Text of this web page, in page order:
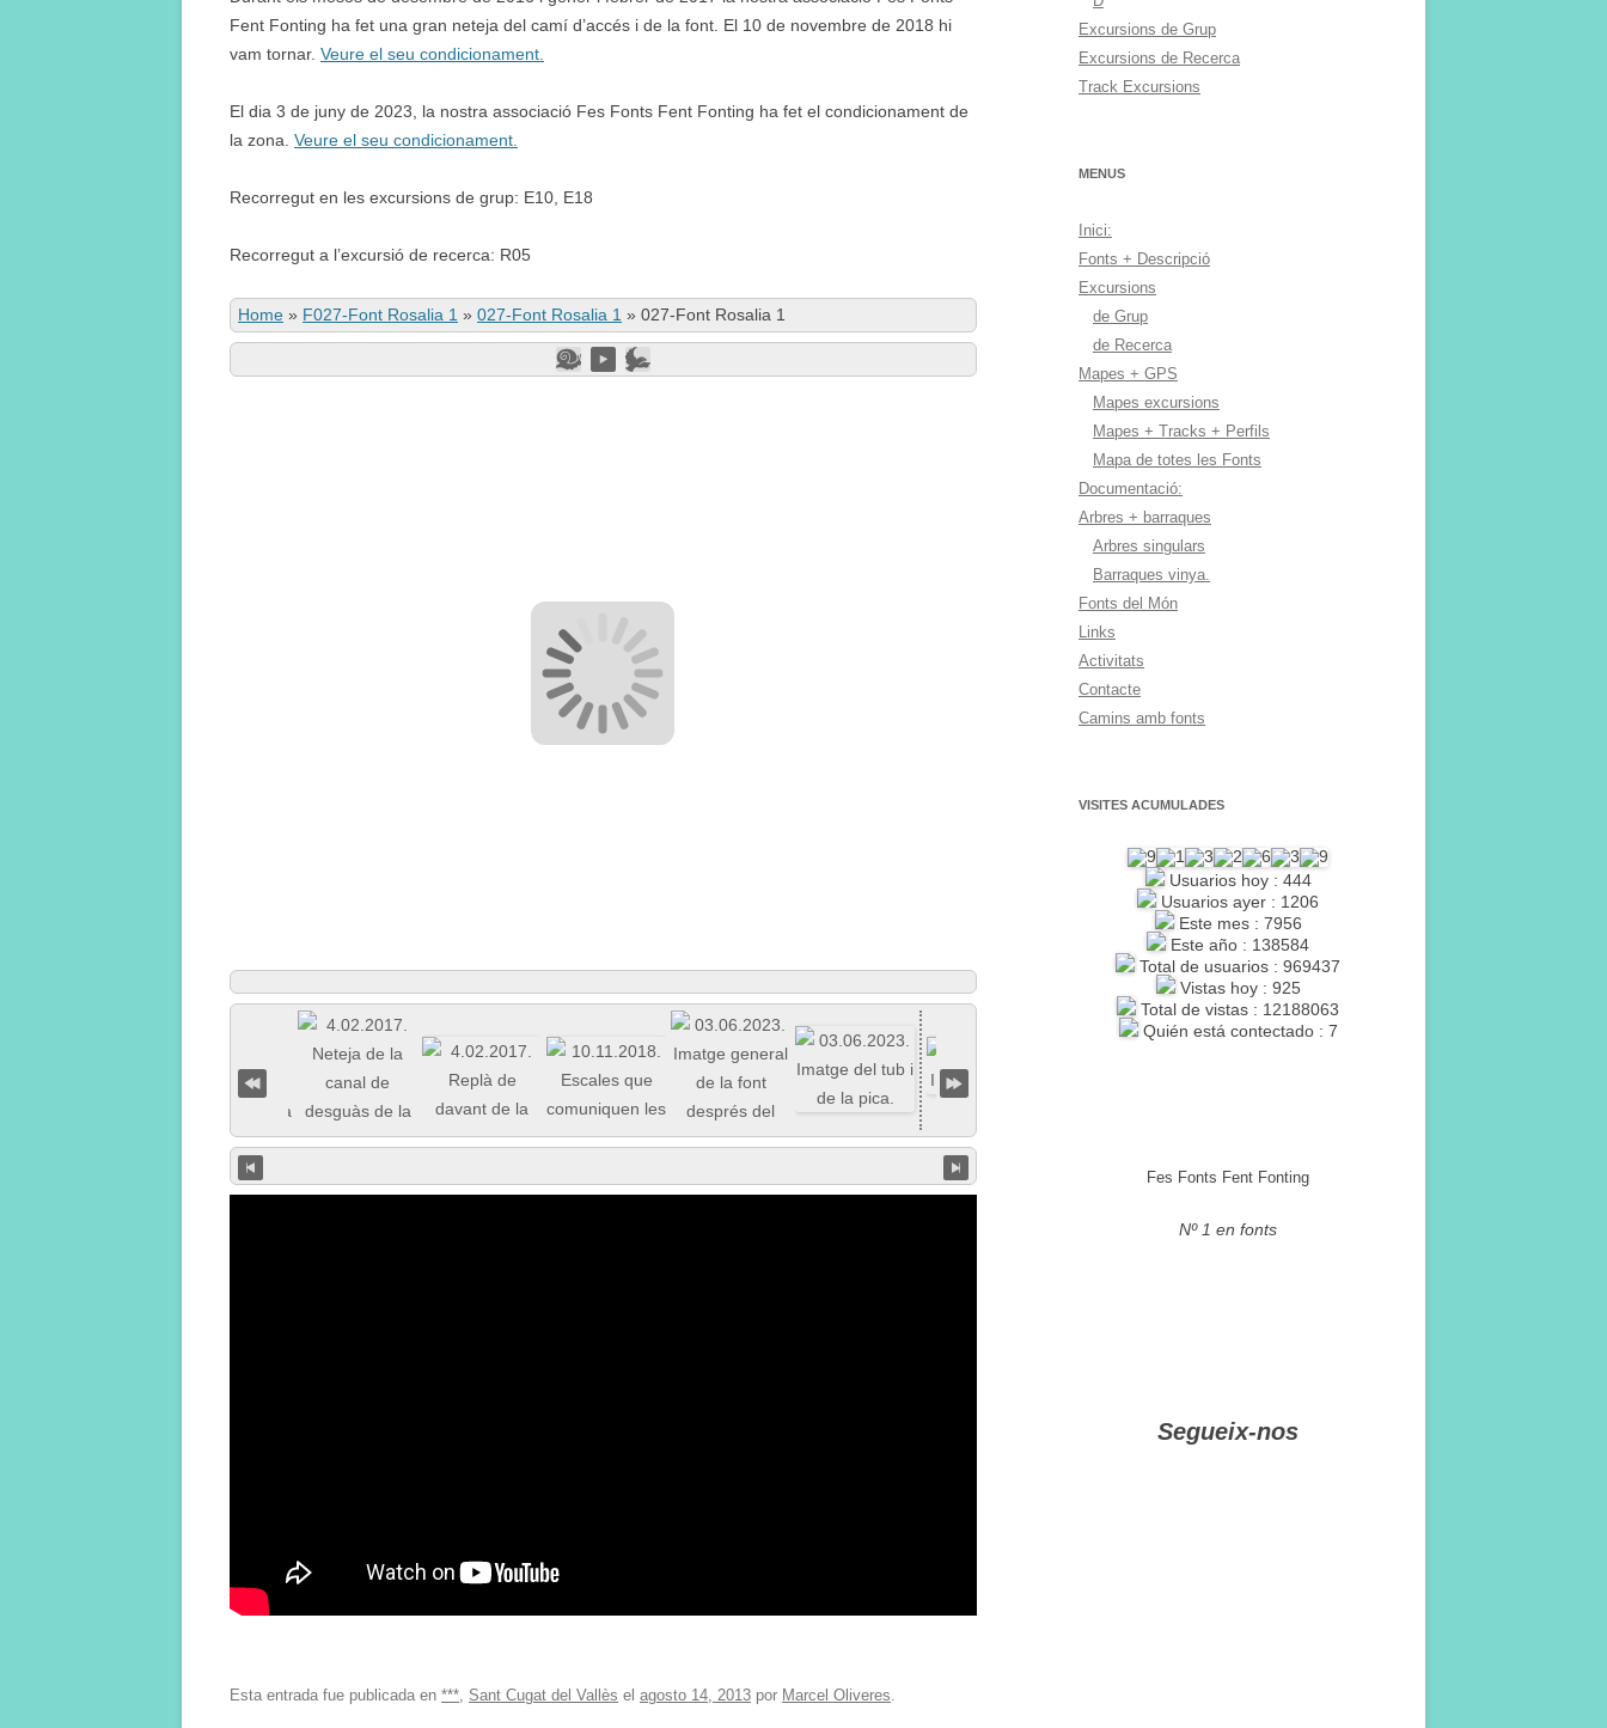
Fent Fonting ha fet una gran neteja del camí d’accés i de la font. El 10 de novembre de 2018 hi
vam tornar. Veure el seu condicionament.
El dia 3 de juny de 2023, la nostra associació Fes Fonts Fent Fonting ha fet el condicionament de
la zona. Veure el seu condicionament.
Recorregut en les excursions de grup: E10, E18
Recorregut a l’excursió de recerca: R05
Home » F027-Font Rosalia 1 » 027-Font Rosalia 1 » 027-Font Rosalia 1
Esta entrada fue publicada en ***, Sant Cugat del Vallès el agosto 14, 2013 por Marcel Oliveres.
Excursions de Grup
Excursions de Recerca
Track Excursions
MENUS
Inici:
Fonts + Descripció
Excursions
de Grup
de Recerca
Mapes + GPS
Mapes excursions
Mapes + Tracks + Perfils
Mapa de totes les Fonts
Documentació:
Arbres + barraques
Arbres singulars
Barraques vinya.
Fonts del Món
Links
Activitats
Contacte
Camins amb fonts
VISITES ACUMULADES
Usuarios hoy : 444
Usuarios ayer : 1206
Este mes : 7956
Este año : 138584
Total de usuarios : 969437
Vistas hoy : 925
Total de vistas : 12188063
Quién está contectado : 7
Fes Fonts Fent Fonting
Nº 1 en fonts
Segueix-nos